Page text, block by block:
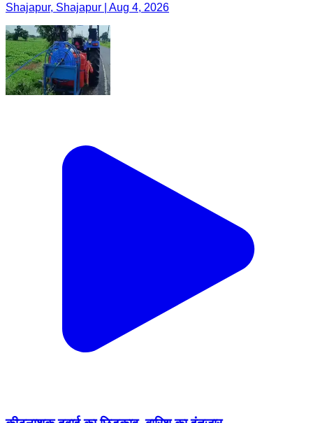
Shajapur, Shajapur | Aug 4, 2026